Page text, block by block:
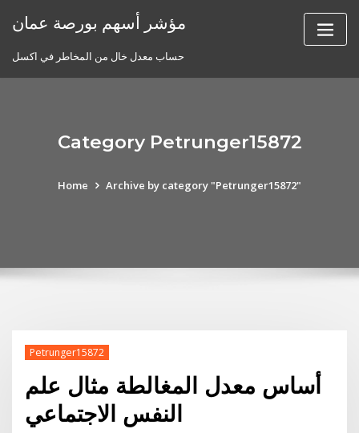
مؤشر أسهم بورصة عمان
حساب معدل خال من المخاطر في اكسل
Category Petrunger15872
Home Archive by category "Petrunger15872"
Petrunger15872
أساس معدل المغالطة مثال علم
النفس الاجتماعي